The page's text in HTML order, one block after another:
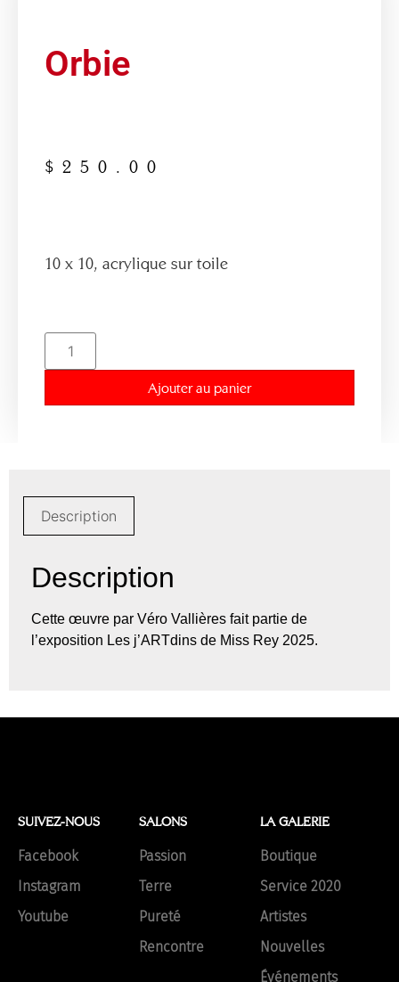
Orbie
$ 250.00
10 x 10, acrylique sur toile
Ajouter au panier
Description
Description
Cette œuvre par Véro Vallières fait partie de
l’exposition Les j’ARTdins de Miss Rey 2025.
SUIVEZ-NOUS
Facebook
Instagram
Youtube
SALONS
Passion
Terre
Pureté
Rencontre
LA GALERIE
Boutique
Service 2020
Artistes
Nouvelles
Événements